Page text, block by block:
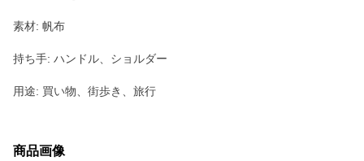
素材: 帆布
持ち手: ハンドル、ショルダー
用途: 買い物、街歩き、旅行
商品画像